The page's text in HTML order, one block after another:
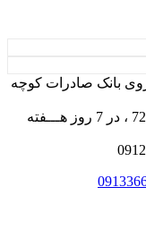
بانک صادرات کوچه
با خدمـات 24 ساعته فــروشگاه دندان 724 ، در 7 روز هـــفته
0912